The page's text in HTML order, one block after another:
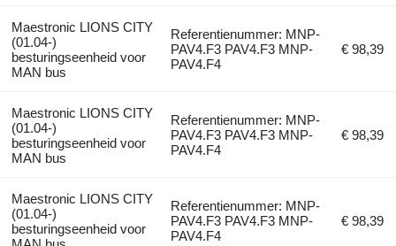
Maestronic LIONS CITY
(01.04-)
besturingseenheid voor
MAN bus
Referentienummer: MNP-
PAV4.F3 PAV4.F3 MNP-
PAV4.F4
€ 98,39
Maestronic LIONS CITY
(01.04-)
besturingseenheid voor
MAN bus
Referentienummer: MNP-
PAV4.F3 PAV4.F3 MNP-
PAV4.F4
€ 98,39
Maestronic LIONS CITY
(01.04-)
besturingseenheid voor
Referentienummer: MNP-
PAV4.F3 PAV4.F3 MNP-
PAV4.F4
€ 98,39